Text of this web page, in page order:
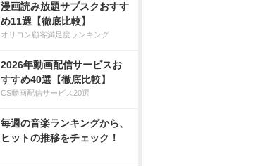
漫画読み放題サブスクおすす
め11選【徹底比較】
オリコン顧客満足度ランキング
2026年動画配信サービスお
すすめ40選【徹底比較】
CS動画配信サービス20選
毎週の音楽ランキングから、
ヒットの推移をチェック！